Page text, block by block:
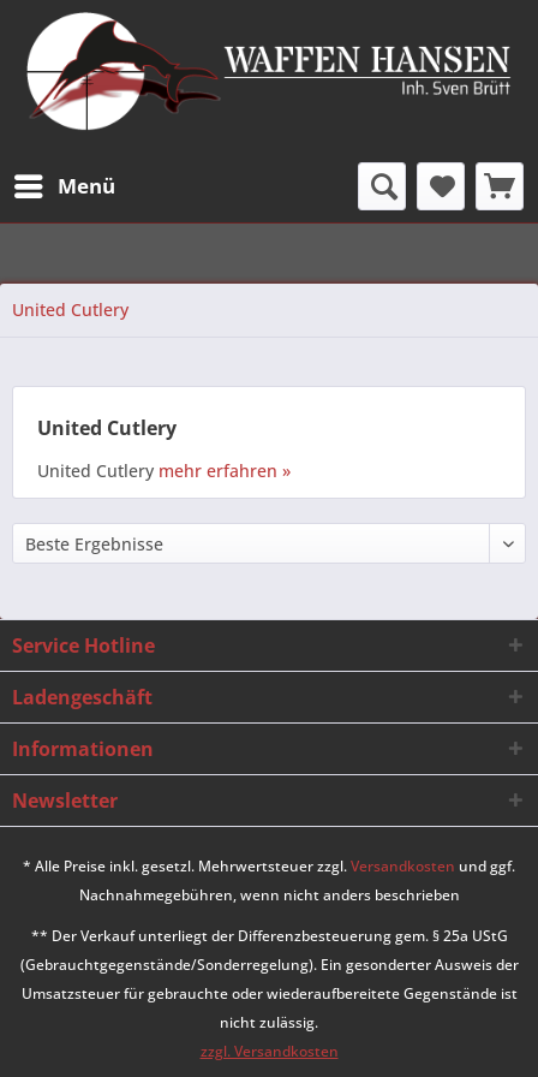
Menü
United Cutlery
United Cutlery
United Cutlery mehr erfahren »
Service Hotline
Ladengeschäft
Informationen
Newsletter
* Alle Preise inkl. gesetzl. Mehrwertsteuer zzgl.Versandkosten und ggf.
Nachnahmegebühren, wenn nicht anders beschrieben
** Der Verkauf unterliegt der Differenzbesteuerung gem. § 25a UStG
(Gebrauchtgegenstände/Sonderregelung). Ein gesonderter Ausweis der
Umsatzsteuer für gebrauchte oder wiederaufbereitete Gegenstände ist
nicht zulässig.
zzgl. Versandkosten